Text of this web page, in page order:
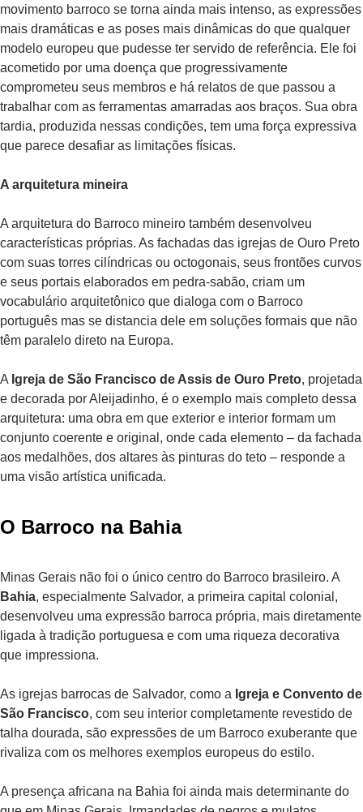
movimento barroco se torna ainda mais intenso, as expressões
mais dramáticas e as poses mais dinâmicas do que qualquer
modelo europeu que pudesse ter servido de referência. Ele foi
acometido por uma doença que progressivamente
comprometeu seus membros e há relatos de que passou a
trabalhar com as ferramentas amarradas aos braços. Sua obra
tardia, produzida nessas condições, tem uma força expressiva
que parece desafiar as limitações físicas.
A arquitetura mineira
A arquitetura do Barroco mineiro também desenvolveu
características próprias. As fachadas das igrejas de Ouro Preto
com suas torres cilíndricas ou octogonais, seus frontões curvos
e seus portais elaborados em pedra-sabão, criam um
vocabulário arquitetônico que dialoga com o Barroco
português mas se distancia dele em soluções formais que não
têm paralelo direto na Europa.
A Igreja de São Francisco de Assis de Ouro Preto, projetada
e decorada por Aleijadinho, é o exemplo mais completo dessa
arquitetura: uma obra em que exterior e interior formam um
conjunto coerente e original, onde cada elemento – da fachada
aos medalhões, dos altares às pinturas do teto – responde a
uma visão artística unificada.
O Barroco na Bahia
Minas Gerais não foi o único centro do Barroco brasileiro. A
Bahia, especialmente Salvador, a primeira capital colonial,
desenvolveu uma expressão barroca própria, mais diretamente
ligada à tradição portuguesa e com uma riqueza decorativa
que impressiona.
As igrejas barrocas de Salvador, como a Igreja e Convento de
São Francisco, com seu interior completamente revestido de
talha dourada, são expressões de um Barroco exuberante que
rivaliza com os melhores exemplos europeus do estilo.
A presença africana na Bahia foi ainda mais determinante do